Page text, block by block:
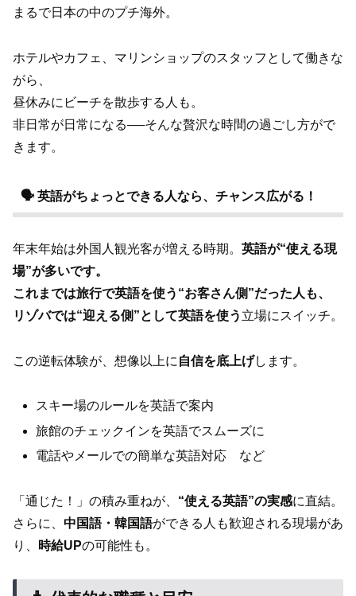
まるで日本の中のプチ海外。
ホテルやカフェ、マリンショップのスタッフとして働きな
がら、
昼休みにビーチを散歩する人も。
非日常が日常になる──そんな贅沢な時間の過ごし方がで
きます。
🗣️ 英語がちょっとできる人なら、チャンス広がる！
年末年始は外国人観光客が増える時期。 英語が“使える現
場”が多いです。
これまでは旅行で英語を使う“お客さん側”だった人も、
リゾバでは“迎える側”として英語を使う 立場にスイッチ。
この逆転体験が、想像以上に 自信を底上げします。
スキー場のルールを英語で案内
旅館のチェックインを英語でスムーズに
電話やメールでの簡単な英語対応 など
「通じた！」の積み重ねが、 “使える英語”の実感に直結。
さらに、 中国語・韓国語ができる人も歓迎される現場があ
り、
時給UPの可能性も。